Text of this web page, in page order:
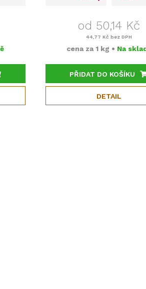
od 50,14 Kč
44,77 Kč bez DPH
cena za 1 kg • Na
PŘIDAT DO KOŠÍKU
DETAIL